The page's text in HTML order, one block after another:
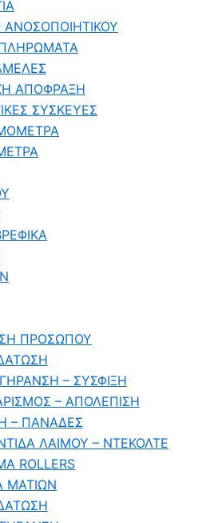
ΑΝΟΣΟΠΟΙΗΤΙΚΟΥ
ΑΠΟΦΡΑΞΗ
ΣΥΣΚΕΥΕΣ
ΠΡΟΣΩΠΟΥ
– ΣΥΣΦΙΞΗ
– ΑΠΟΛΕΠΙΣΗ
– ΠΑΝΑΔΕΣ
ΛΑΙΜΟΥ – ΝΤΕΚΟΛΤΕ
ROLLERS
ΜΑΤΙΩΝ